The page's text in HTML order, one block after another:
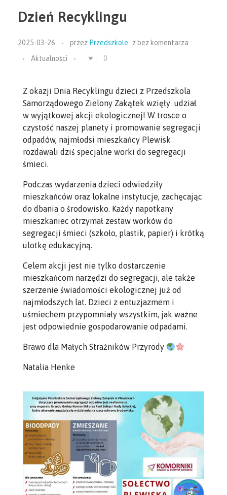
Dzień Recyklingu
2025-03-26 przez Przedszkole z bez komentarza
Aktualności
0
Z okazji Dnia Recyklingu dzieci z Przedszkola
Samorządowego Zielony Zakątek wzięły udział
w wyjątkowej akcji ekologicznej! W trosce o
czystość naszej planety i promowanie segregacji
odpadów, najmłodsi mieszkańcy Plewisk
rozdawali dziś specjalne worki do segregacji
śmieci.
Podczas wydarzenia dzieci odwiedziły
mieszkańców oraz lokalne instytucje, zachęcając
do dbania o środowisko. Każdy napotkany
mieszkaniec otrzymał zestaw worków do
segregacji śmieci (szkoło, plastik, papier) i krótką
ulotkę edukacyjną.
Celem akcji jest nie tylko dostarczenie
mieszkańcom narzędzi do segregacji, ale także
szerzenie świadomości ekologicznej już od
najmłodszych lat. Dzieci z entuzjazmem i
uśmiechem przypomniały wszystkim, jak ważne
jest odpowiednie gospodarowanie odpadami.
Brawo dla Małych Strażników Przyrody
Natalia Henke